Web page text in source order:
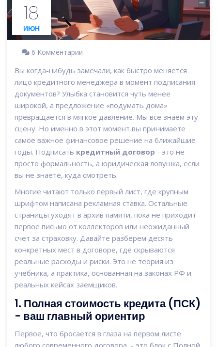
18
ИЮН
6 Комментарии
Вы когда-нибудь замечали, как быстро меняется
лицо кредитного менеджера в момент подписания
документов? Улыбка становится чуть менее
широкой, а предложение «подумать дома»
превращается в мягкое давление. Мы все знаем эту
сцену. Но именно в этот момент вы принимаете
самое важное финансовое решение на ближайшие
годы. Подписать кредитный договор - это не
просто формальность, а юридическая ловушка, если
вы не знаете, куда смотреть.
Многие читают только первый лист, где крупным
шрифтом написана рекламная ставка. Остальные
страницы уходят в архив памяти, пока не приходит
первое письмо от коллекторов или неожиданный
счет за страховку. Давайте разберем десять
конкретных мест в договоре, где скрываются
реальные расходы и риски. Это не теория из
учебника, а практика, основанная на законах РФ и
реальных кейсах заемщиков.
1. Полная стоимость кредита (ПСК)
- ваш главный ориентир
Первое, что бросается в глаза на первом листе